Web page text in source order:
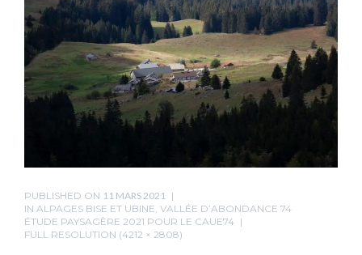
PUBLISHED ON 11 MARS 2021
IN ALPAGES BISE ET UBINE, VALLÉE D’ABONDANCE 74
ÉTUDE PAYSAGÈRE 2021 POUR LE CAUE74
FULL RESOLUTION (4212 × 2808)